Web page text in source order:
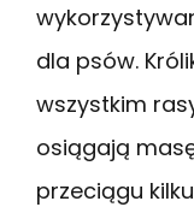
dla psów.
wszystkim
osiągają
przeciągu